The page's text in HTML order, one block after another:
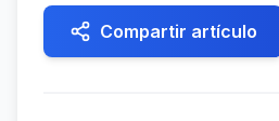
Compartir artículo